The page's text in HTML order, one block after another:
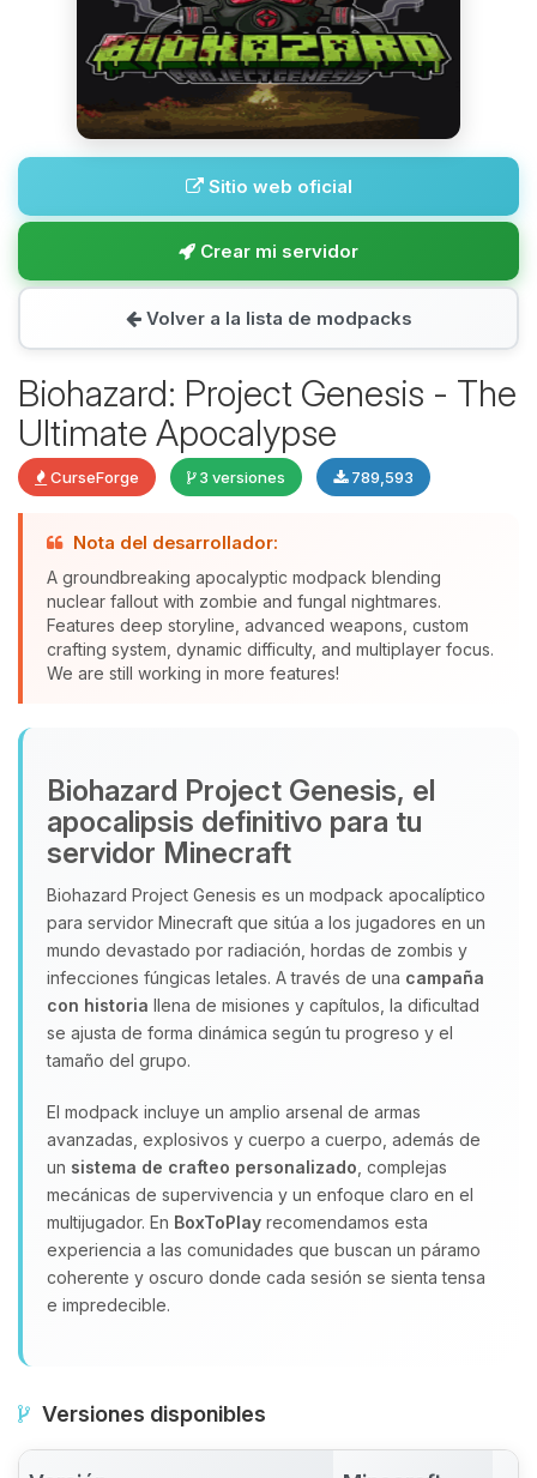
Sitio web oficial
Crear mi servidor
Volver a la lista de modpacks
Biohazard: Project Genesis - The
Ultimate Apocalypse
CurseForge 3 versiones 789,593
Nota del desarrollador:
A groundbreaking apocalyptic modpack blending
nuclear fallout with zombie and fungal nightmares.
Features deep storyline, advanced weapons, custom
crafting system, dynamic difficulty, and multiplayer focus.
We are still working in more features!
Biohazard Project Genesis, el
apocalipsis definitivo para tu
servidor Minecraft
Biohazard Project Genesis es un modpack apocalíptico
para servidor Minecraft que sitúa a los jugadores en un
mundo devastado por radiación, hordas de zombis y
infecciones fúngicas letales. A través de una campaña
con historia llena de misiones y capítulos, la dificultad
se ajusta de forma dinámica según tu progreso y el
tamaño del grupo.
El modpack incluye un amplio arsenal de armas
avanzadas, explosivos y cuerpo a cuerpo, además de
un sistema de crafteo personalizado , complejas
mecánicas de supervivencia y un enfoque claro en el
multijugador. En BoxToPlay recomendamos esta
experiencia a las comunidades que buscan un páramo
coherente y oscuro donde cada sesión se sienta tensa
e impredecible.
Versiones disponibles
Yupi, por fin alguien con quien
hablar! Soy Choupy, tu pequeno
asistente de BoxToPlay. Cuentame
que necesitas y moveré mis
pequenos circuitos para ayudarte.